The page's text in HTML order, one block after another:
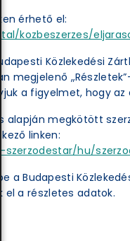
érhető el:
kozbeszerzes/
Közlekedési
megjelenő
a figyelmet, hogy az
alapján megkötött
linken:
szerzodestar/hu/
a Budapesti
el a részletes adatok.